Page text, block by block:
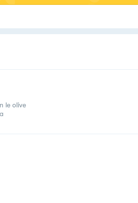
le olive